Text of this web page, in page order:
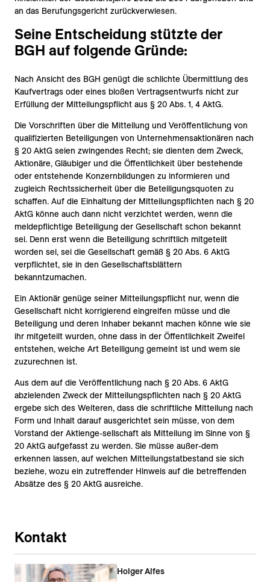
an das Berufungsgericht zurückverwiesen.
Seine Entscheidung stützte der
BGH auf folgende Gründe:
Nach Ansicht des BGH genügt die schlichte Übermittlung des
Kaufvertrags oder eines bloßen Vertragsentwurfs nicht zur
Erfüllung der Mitteilungspflicht aus § 20 Abs. 1, 4 AktG.
Die Vorschriften über die Mitteilung und Veröffentlichung von
qualifizierten Beteiligungen von Unternehmensaktionären nach
§ 20 AktG seien zwingendes Recht; sie dienten dem Zweck,
Aktionäre, Gläubiger und die Öffentlichkeit über bestehende
oder entstehende Konzernbildungen zu informieren und
zugleich Rechtssicherheit über die Beteiligungsquoten zu
schaffen. Auf die Einhaltung der Mitteilungspflichten nach § 20
AktG könne auch dann nicht verzichtet werden, wenn die
meldepflichtige Beteiligung der Gesellschaft schon bekannt
sei. Denn erst wenn die Beteiligung schriftlich mitgeteilt
worden sei, sei die Gesellschaft gemäß § 20 Abs. 6 AktG
verpflichtet, sie in den Gesellschaftsblättern
bekanntzumachen.
Ein Aktionär genüge seiner Mitteilungspflicht nur, wenn die
Gesellschaft nicht korrigierend eingreifen müsse und die
Beteiligung und deren Inhaber bekannt machen könne wie sie
ihr mitgeteilt wurden, ohne dass in der Öffentlichkeit Zweifel
entstehen, welche Art Beteiligung gemeint ist und wem sie
zuzurechnen ist.
Aus dem auf die Veröffentlichung nach § 20 Abs. 6 AktG
abzielenden Zweck der Mitteilungspflichten nach § 20 AktG
ergebe sich des Weiteren, dass die schriftliche Mitteilung nach
Form und Inhalt darauf ausgerichtet sein müsse, von dem
Vorstand der Aktienge-sellschaft als Mitteilung im Sinne von §
20 AktG aufgefasst zu werden. Sie müsse außer-dem
erkennen lassen, auf welchen Mitteilungstatbestand sie sich
beziehe, wozu ein zutreffender Hinweis auf die betreffenden
Absätze des § 20 AktG ausreiche.
Kontakt
Holger Alfes